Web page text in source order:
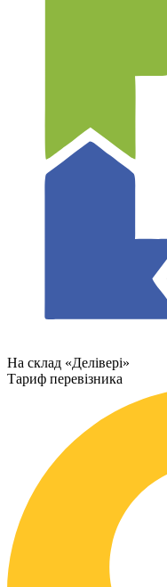
На склад «Делівері»
Тариф перевізника